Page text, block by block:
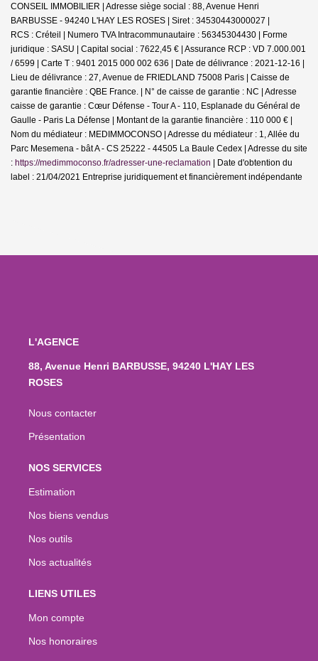
CONSEIL IMMOBILIER | Adresse siège social : 88, Avenue Henri
BARBUSSE - 94240 L'HAY LES ROSES | Siret : 34530443000027 |
RCS : Créteil | Numero TVA Intracommunautaire : 56345304430 | Forme
juridique : SASU | Capital social : 7622,45 € | Assurance RCP : VD 7.000.001
/ 6599 | Carte T : 9401 2015 000 002 636 | Date de délivrance : 2021-12-16 |
Lieu de délivrance : 27, Avenue de FRIEDLAND 75008 Paris | Caisse de
garantie financière : QBE France. | N° de caisse de garantie : NC | Adresse
caisse de garantie : Cœur Défense - Tour A - 110, Esplanade du Général de
Gaulle - Paris La Défense | Montant de la garantie financière : 110 000 € |
Nom du médiateur : MEDIMMOCONSO | Adresse du médiateur : 1, Allée du
Parc Mesemena - bât A - CS 25222 - 44505 La Baule Cedex | Adresse du site
: https://medimmoconso.fr/adresser-une-reclamation | Date d'obtention du
label : 21/04/2021 Entreprise juridiquement et financièrement indépendante
L'AGENCE
88, Avenue Henri BARBUSSE, 94240 L'HAY LES
ROSES
Nous contacter
Présentation
NOS SERVICES
Estimation
Nos biens vendus
Nos outils
Nos actualités
LIENS UTILES
Mon compte
Nos honoraires